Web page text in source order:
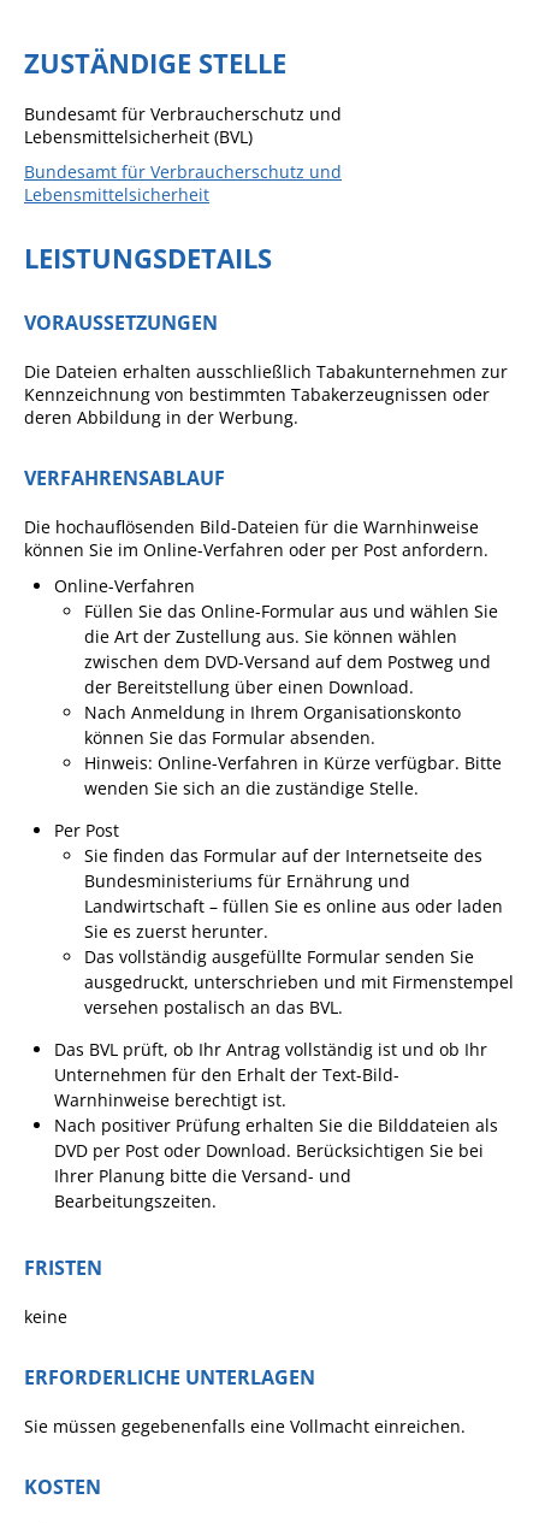
Zahlen & Fakten
Wirtschaft + Handel
Öffnungszeiten
Bürgerservice
Leistungen - Service BW
Neubürgerinfos
Formulare
Wissenswertes/Service
Mängelmeldung online
Winterdienst
Gutachterausschuss
Gleichstellung
Selbstbestimmung
Fachstelle
Wohnungssicherung
Aushang- und Schaukästen
Mitarbeitende im Rathaus
Öffentliche
Bekanntmachungen
Ausschreibungen
Trauungen
ZUSTÄNDIGE STELLE
Bundesamt für Verbraucherschutz und
Lebensmittelsicherheit (BVL)
Bundesamt für Verbraucherschutz und
Lebensmittelsicherheit
LEISTUNGSDETAILS
VORAUSSETZUNGEN
Die Dateien erhalten ausschließlich Tabakunternehmen zur
Kennzeichnung von bestimmten Tabakerzeugnissen oder
deren Abbildung in der Werbung.
VERFAHRENSABLAUF
Die hochauflösenden Bild-Dateien für die Warnhinweise
können Sie im Online-Verfahren oder per Post anfordern.
Online-Verfahren
Füllen Sie das Online-Formular aus und wählen Sie
die Art der Zustellung aus. Sie können wählen
zwischen dem DVD-Versand auf dem Postweg und
der Bereitstellung über einen Download.
Nach Anmeldung in Ihrem Organisationskonto
können Sie das Formular absenden.
Hinweis: Online-Verfahren in Kürze verfügbar. Bitte
wenden Sie sich an die zuständige Stelle.
Per Post
Sie finden das Formular auf der Internetseite des
Bundesministeriums für Ernährung und
Landwirtschaft – füllen Sie es online aus oder laden
Sie es zuerst herunter.
Das vollständig ausgefüllte Formular senden Sie
ausgedruckt, unterschrieben und mit Firmenstempel
versehen postalisch an das BVL.
Das BVL prüft, ob Ihr Antrag vollständig ist und ob Ihr
Unternehmen für den Erhalt der Text-Bild-
Warnhinweise berechtigt ist.
Nach positiver Prüfung erhalten Sie die Bilddateien als
DVD per Post oder Download. Berücksichtigen Sie bei
Ihrer Planung bitte die Versand- und
Bearbeitungszeiten.
FRISTEN
keine
ERFORDERLICHE UNTERLAGEN
Sie müssen gegebenenfalls eine Vollmacht einreichen.
KOSTEN